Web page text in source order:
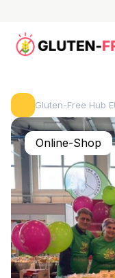
Gluten-Free Hub
Online-Shop